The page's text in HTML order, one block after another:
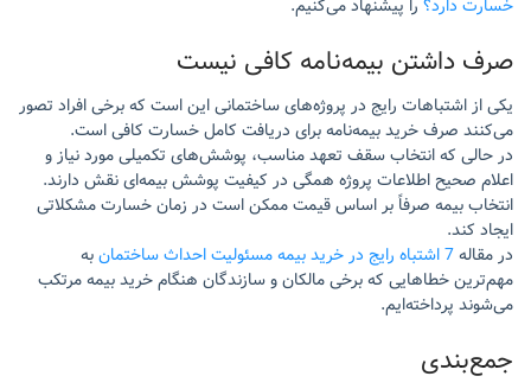
خسارت دارد؟ را پیشنهاد می‌کنیم.
صرف داشتن بیمه‌نامه کافی نیست
یکی از اشتباهات رایج در پروژه‌های ساختمانی این است که برخی افراد تصور
می‌کنند صرف خرید بیمه‌نامه برای دریافت کامل خسارت کافی است.
در حالی که انتخاب سقف تعهد مناسب، پوشش‌های تکمیلی مورد نیاز و
اعلام صحیح اطلاعات پروژه همگی در کیفیت پوشش بیمه‌ای نقش دارند.
انتخاب بیمه صرفاً بر اساس قیمت ممکن است در زمان خسارت مشکلاتی
ایجاد کند.
در مقاله7 اشتباه رایج در خرید بیمه مسئولیت احداث ساختمان
به
مهم‌ترین خطاهایی که برخی مالکان و سازندگان هنگام خرید بیمه مرتکب
می‌شوند پرداخته‌ایم.
جمع‌بندی